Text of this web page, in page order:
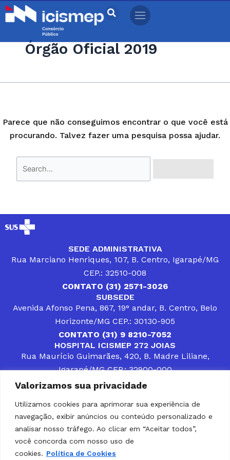
Valorizamos sua privacidade
Utilizamos cookies para aprimorar sua experiência de
navegação, exibir anúncios ou conteúdo personalizado e
analisar nosso tráfego. Ao clicar em “Aceitar todos”,
você concorda com nosso uso de
cookies. Política de Cookies
Ir
para
conteúdoÓrgão Oficial 2019
Parece que não conseguimos encontrar o que você está
procurando. Talvez fazer uma pesquisa possa ajudar.
Pesquisar
por:
SEDE ADMINISTRATIVA
Rua Marciano Henriques, 107, B. Centro, Igarapé/MG
CEP.: 32510-008
CONTATO (31) 2571-3026
SUBSEDE
Avenida Afonso Pena, 867, 19° andar, B. Centro, Belo
Horizonte/MG CEP.: 30130-905
CONTATO (31) 9 8210-7052
HOSPITAL ICISMEP 272 JOIAS
Rua Maurício Guimarães, 420, B. Madre Liliane,
Igarapé/MG CEP.: 32900-000
CONTATOS (31) 3512-4400 ou (31) 9 8309-8660
DESENVOLVER SOLUÇÕES, AÇÕES E SERVIÇOS
PÚBLICOS QUE COMPLEMENTEM A ASSISTÊNCIA À
POPULAÇÃO DA REGIÃO EM QUE ATUA, SENDO
PARCEIRO DOS MUNICÍPIOS CONSORCIADOS NA
SOLUÇÃO DE DIFICULDADES ENFRENTADAS POR
GESTORES MUNICIPAIS, É O COMPROMISSO DO
ICISMEP.
Home Institucional Municípios